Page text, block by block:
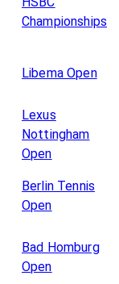
Championships
Libema Open
Lexus
Nottingham
Open
Berlin Tennis
Open
Bad Homburg
Open